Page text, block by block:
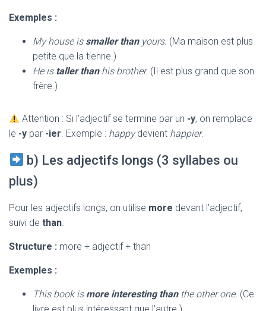
Exemples :
My house is smaller thanyours. (Ma maison est plus
petite que la tienne.)
He is taller thanhis brother. (Il est plus grand que son
frère.)
Attention : Si l’adjectif se termine par un -y, on remplace
le -y par -ier. Exemple : happydevient happier.
b) Les adjectifs longs (3 syllabes ou
plus)
Pour les adjectifs longs, on utilise more devant l’adjectif,
suivi de than.
Structure : more + adjectif + than
Exemples :
This book is more interesting thanthe other one. (Ce